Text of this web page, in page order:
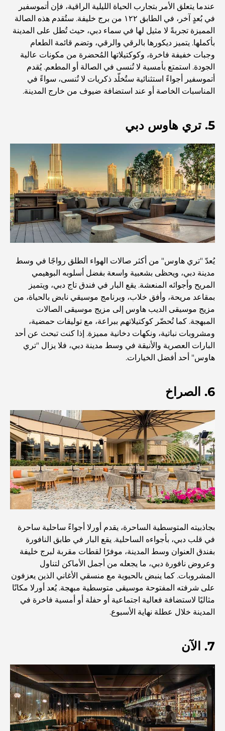
اكتشف جزيرة القمر في دبي: دليلك الأمثل
استكشاف المواقع التاريخية في دبي: رحلة عبر الزمن
أفضل 7 مطاعم في خور دبي لتناول الطعام فيها
أفضل المدارس في دبي مارينا: دليل مناسب للعائلات
مطاعم في دبي هيلز: أفضل أماكن تناول الطعام في مركز متنامٍ
أفضل ملاعب الجولف للبطولات في دبي
المجتمعات السكنية المطلة على الواجهة البحرية في دبي: حياة
فاخرة على شاطئ البحر
أفضل البنوك في دبي للمقيمين الأجانب: دليل مصرفي شامل
أفضل مطاعم شرائح اللحم في دبي: دليل لعشاق اللحوم
أغلى دولة في العالم: تصنيف عالمي لتكاليف المعيشة
أفضل مراكز التسوق في دبي للتسوق والترفيه
أنشطة يمكنك القيام بها في مركز دبي المالي العالمي:
استكشف أكثر مناطق دبي حيوية
بطاقات الائتمان في الإمارات العربية المتحدة: دليل شامل
للإنفاق الذكي
المستوى في دبي
صالات رياضية في مركز دبي المالي العالمي: حيث يلتقي اللياقة
البدنية بأسلوب حياة الأعمال
أندر سيارة في العالم: أساطير السيارات التي لا تُقدر بثمن
نادي شاطئ العائلة في دبي: حيث يلتقي المرح بالاسترخاء
أفضل مدارس البكالوريا الدولية في دبي: دليل شامل لأولياء
الأمور
عندما يتعلق الأمر بتجارب الحياة الليلية الراقية، فإن أتموسفير
في بُعدٍ آخر، في الطابق ١٢٢ من برج خليفة. ستُقدم هذه الصالة
المميزة تجربةً لا مثيل لها في سماء دبي، حيث تُطل على المدينة
بأكملها. يتميز ديكورها بالرقي والرقي، وتضم قائمة الطعام
وجبات خفيفة فاخرة، وكوكتيلاتها المُحضرة من مكونات عالية
الجودة. استمتع بأمسية لا تُنسى في الصالة أو المطعم. يُقدم
أتموسفير أجواءً استثنائية ستُخلّد ذكريات لا تُنسى، سواءً في
المناسبات الخاصة أو عند استضافة ضيوف من خارج المدينة.
5. تري هاوس دبي
يُعدّ "تري هاوس" من أكثر صالات الهواء الطلق رواجًا في وسط
مدينة دبي، ويحظى بشعبية واسعة بفضل أسلوبه البوهيمي
المريح وأجوائه المنعشة. يقع البار في فندق تاج دبي، ويتميز
بمقاعد مريحة، وأفق خلاب، وبرنامج موسيقي نابض بالحياة، من
مزيج موسيقى الديب هاوس إلى مزيج موسيقى الصالات
المبهجة. كما تُحضّر كوكتيلاتهم ببراعة، مع توليفات حمضية،
ومشروبات نباتية، ونكهات دخانية مميزة. إذا كنت تبحث عن أحد
البارات العصرية والأنيقة في وسط مدينة دبي، فلا يزال "تري
هاوس" أحد أفضل الخيارات.
6. الصراخ
بجاذبيته المتوسطية الساحرة، يقدم أورلا أجواءً ساحلية ساحرة
في قلب دبي، بأجواءه الساحلية. يقع البار في طابق النافورة
بفندق العنوان وسط المدينة، موفرًا لقطات مقربة لبرج خليفة
وعروض نافورة دبي، ما يجعله من أجمل الأماكن لتناول
المشروبات. كما ينبض بالحيوية مع منسقي الأغاني الذين يعزفون
على شرفته المفتوحة موسيقى متوسطية مبهجة. يُعد أورلا مكانًا
مثاليًا لاستضافة فعالية اجتماعية أو حفلة أو أمسية فاخرة في
المدينة خلال عطلة نهاية الأسبوع.
7. الآن